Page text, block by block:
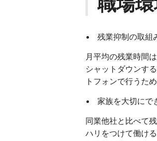
残業抑制の取組
月平均の残業時間
シャットダウンす
トフォンで行うた
家族を大切にで
同業他社と比べて
ハリをつけて働け